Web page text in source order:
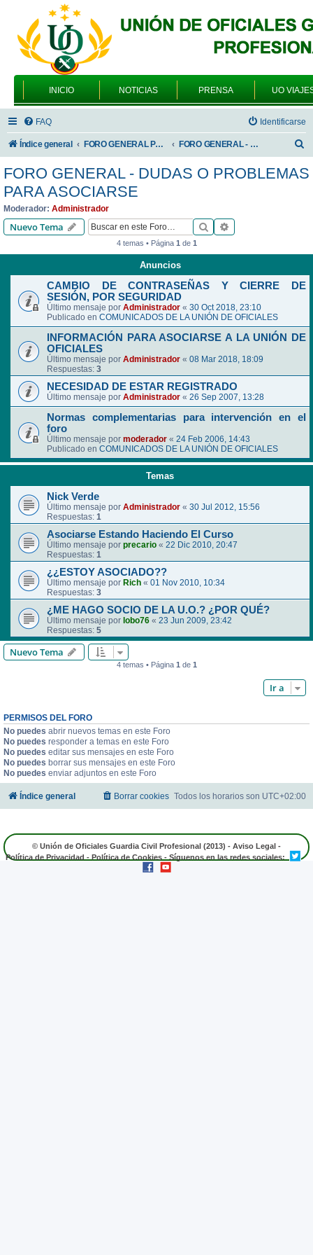
INICIO NOTICIAS PRENSA UO
FAQ Identificarse
Índice general FORO GENERAL PARA TODOS LOS USUARIOS FORO GENERAL - DUDAS O PROBLEMAS PARA ASOCIARSE
s
FORO GENERAL - DUDAS O PROBLEMAS
PARA ASOCIARSE
Moderador: Administrador
Nuevo Tema Buscar
4 temas • Página 1de 1
Anuncios
CAMBIO DE CONTRASEÑAS Y CIERRE DE
SESIÓN, POR SEGURIDAD
Último mensaje por Administrador « 30 Oct 2018, 23:10
Publicado en COMUNICADOS DE LA UNIÓN DE OFICIALES
INFORMACIÓN PARA ASOCIARSE A LA UNIÓN DE
OFICIALES
Último mensaje por Administrador « 08 Mar 2018, 18:09
Respuestas: 3
NECESIDAD DE ESTAR REGISTRADO
Último mensaje por Administrador « 26 Sep 2007, 13:28
Normas complementarias para intervención en el
foro
Último mensaje por moderador « 24 Feb 2006, 14:43
Publicado en COMUNICADOS DE LA UNIÓN DE OFICIALES
Temas
Nick Verde
Último mensaje por Administrador « 30 Jul 2012, 15:56
Respuestas: 1
Asociarse Estando Haciendo El Curso
Último mensaje por precario « 22 Dic 2010, 20:47
Respuestas: 1
¿¿ESTOY ASOCIADO??
Último mensaje por Rich « 01 Nov 2010, 10:34
Respuestas: 3
¿ME HAGO SOCIO DE LA U.O.? ¿POR QUÉ?
Último mensaje por lobo76 « 23 Jun 2009, 23:42
Respuestas: 5
Nuevo Tema
4 temas • Página 1de 1
Ir a
PERMISOS DEL FORO
No puedes abrir nuevos temas en este Foro
No puedes responder a temas en este Foro
No puedes editar sus mensajes en este Foro
No puedes borrar sus mensajes en este Foro
No puedes enviar adjuntos en este Foro
Índice general Todos los horarios son UTC+02:00
Borrar cookies
© Unión de Oficiales Guardia Civil Profesional (2013) - Aviso Legal -
Política de Privacidad-Política de Cookies- Síguenos en las redes sociales: